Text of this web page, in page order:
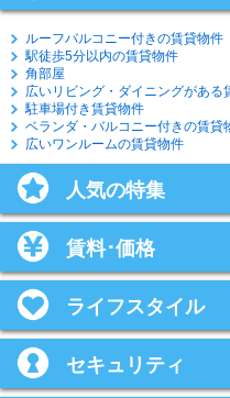
ルーフバルコニー付きの賃貸物件
駅徒歩5分以内の賃貸物件
角部屋
広いリビング・ダイニングがある
駐車場付き賃貸物件
ベランダ・バルコニー付きの賃貸
広いワンルームの賃貸物件
人気の特集
賃料･価格
ライフスタイル
セキュリティ